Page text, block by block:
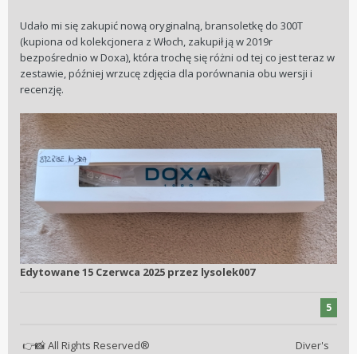
Udało mi się zakupić nową oryginalną, bransoletkę do 300T
(kupiona od kolekcjonera z Włoch, zakupił ją w 2019r
bezpośrednio w Doxa), która trochę się różni od tej co jest teraz w
zestawie, później wrzucę zdjęcia dla porównania obu wersji i
recenzję.
Edytowane15 Czerwca 2025 przez lysolek007
5
👉📸 All Rights Reserved® Diver's